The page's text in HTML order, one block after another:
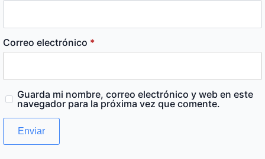
Correo electrónico *
Guarda mi nombre, correo electrónico y web en este
navegador para la próxima vez que comente.